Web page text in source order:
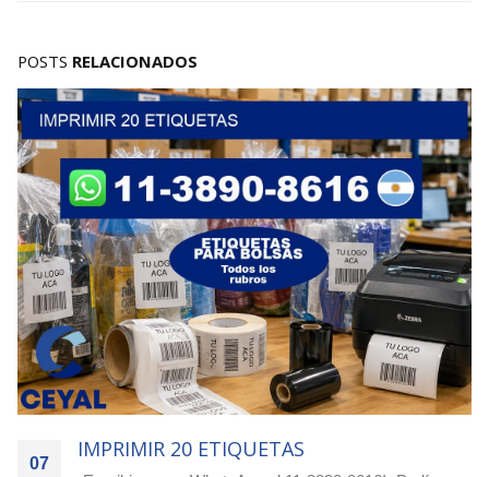
POSTS RELACIONADOS
07
IMPRIMIR 1250 ETIQUETAS